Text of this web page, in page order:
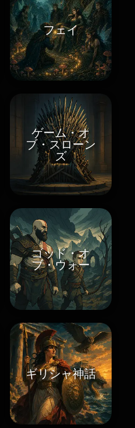
フェイ
ゲーム・オ
ブ・スローン
ズ
ゴッド・オ
ブ・ウォー
ギリシャ神話